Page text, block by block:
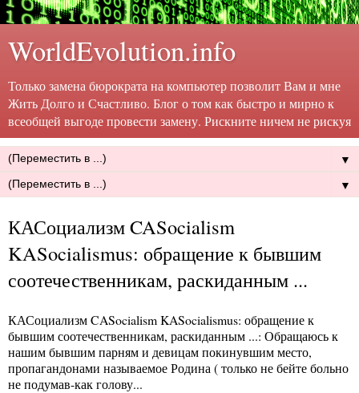
WorldEvolution.info
Только замена бюрократа на компьютер позволит Вам и мне
Жить Долго и Счастливо. Блог о том как быстро и мирно к
всеобщей выгоде провести замену. Рискните ничем не рискуя
▼
▼
КАСоциализм CASocialism
KASocialismus: обращение к бывшим
соотечественникам, раскиданным ...
КАСоциализм CASocialism KASocialismus: обращение к
бывшим соотечественникам, раскиданным ...: Обращаюсь к
нашим бывшим парням и девицам покинувшим место,
пропагандонами называемое Родина ( только не бейте больно
не подумав-как голову...